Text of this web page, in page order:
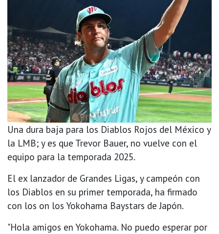
Una dura baja para los Diablos Rojos del México y
la LMB; y es que Trevor Bauer, no vuelve con el
equipo para la temporada 2025.
El ex lanzador de Grandes Ligas, y campeón con
los Diablos en su primer temporada, ha firmado
con los on los Yokohama Baystars de Japón.
"Hola amigos en Yokohama. No puedo esperar por